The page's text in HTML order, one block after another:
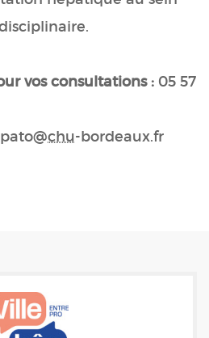
vos consultations : 05 57
chu-bordeaux.fr